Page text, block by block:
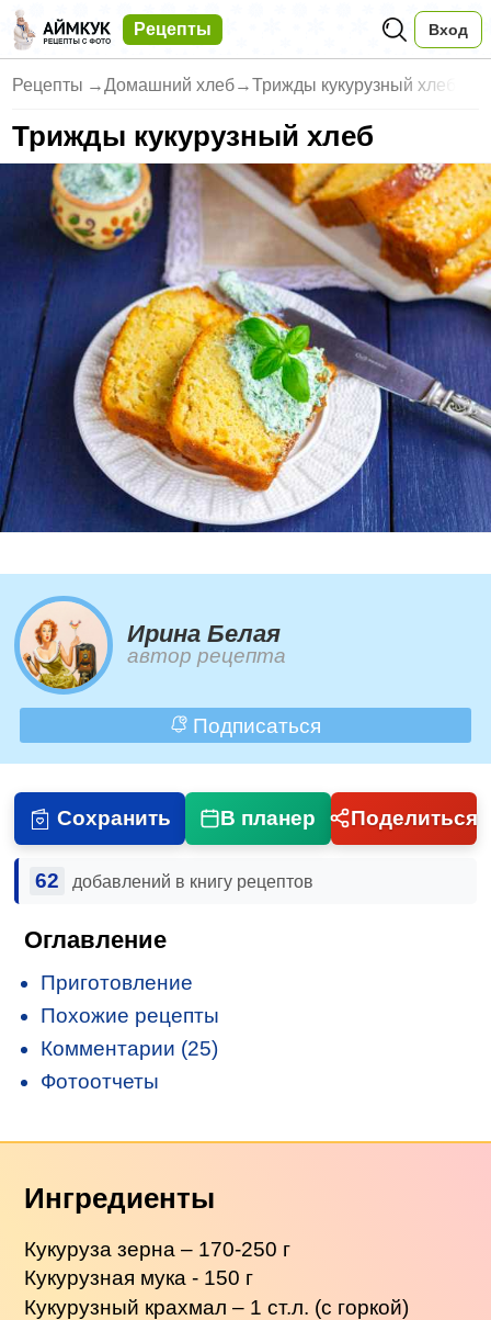
Рецепты Вход
Рецепты →Домашний хлеб→Трижды кукурузный хлеб
Трижды кукурузный хлеб
Ирина Белая
автор рецепта
Подписаться
Сохранить В планер Поделиться
62 добавлений в книгу рецептов
Оглавление
Приготовление
Похожие рецепты
Комментарии (25)
Фотоотчеты
Ингредиенты
Кукуруза зерна – 170-250 г
Кукурузная мука - 150 г
Кукурузный крахмал – 1 ст.л. (с горкой)